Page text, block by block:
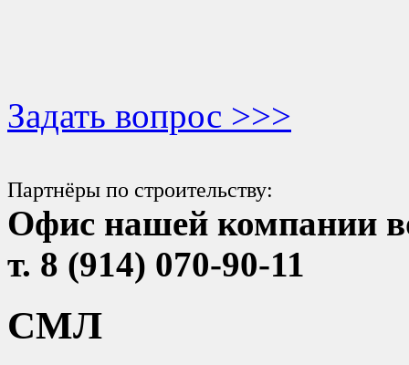
Задать вопрос >>>
Партнёры по строительству:
Офис нашей компании
т. 8 (914) 070-90-11
СМЛ